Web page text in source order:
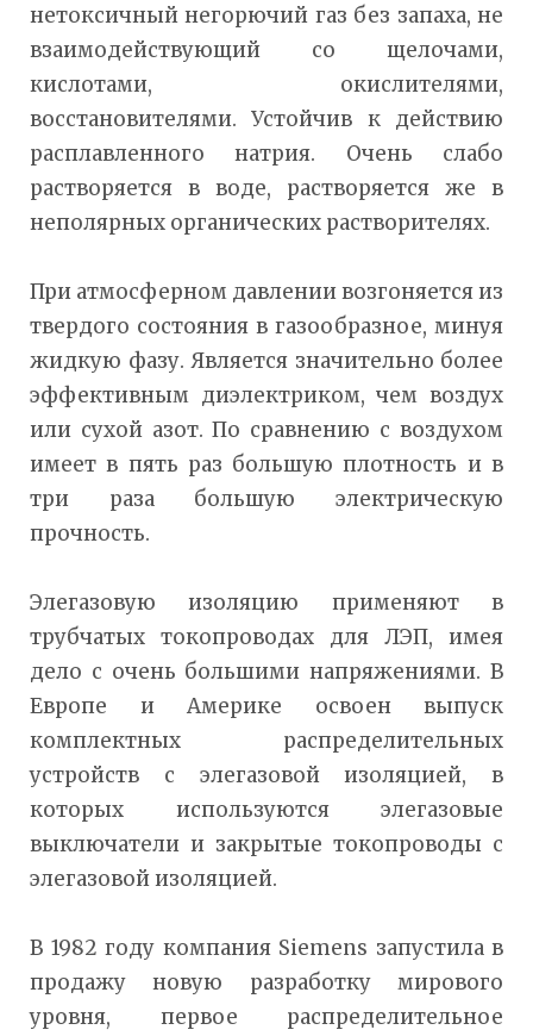
нетоксичный негорючий газ без запаха, не
взаимодействующий со щелочами,
кислотами, окислителями,
восстановителями. Устойчив к действию
расплавленного натрия. Очень слабо
растворяется в воде, растворяется же в
неполярных органических растворителях.
При атмосферном давлении возгоняется из
твердого состояния в газообразное, минуя
жидкую фазу. Является значительно более
эффективным диэлектриком, чем воздух
или сухой азот. По сравнению с воздухом
имеет в пять раз большую плотность и в
три раза большую электрическую
прочность.
Элегазовую изоляцию применяют в
трубчатых токопроводах для ЛЭП, имея
дело с очень большими напряжениями. В
Европе и Америке освоен выпуск
комплектных распределительных
устройств с элегазовой изоляцией, в
которых используются элегазовые
выключатели и закрытые токопроводы с
элегазовой изоляцией.
В 1982 году компания Siemens запустила в
продажу новую разработку мирового
уровня, первое распределительное